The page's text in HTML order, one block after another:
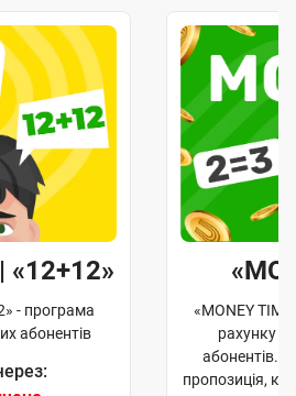
«12+12»
- програма
абонентів
«MONEY
рахунку
абонентів.
пропозиція,